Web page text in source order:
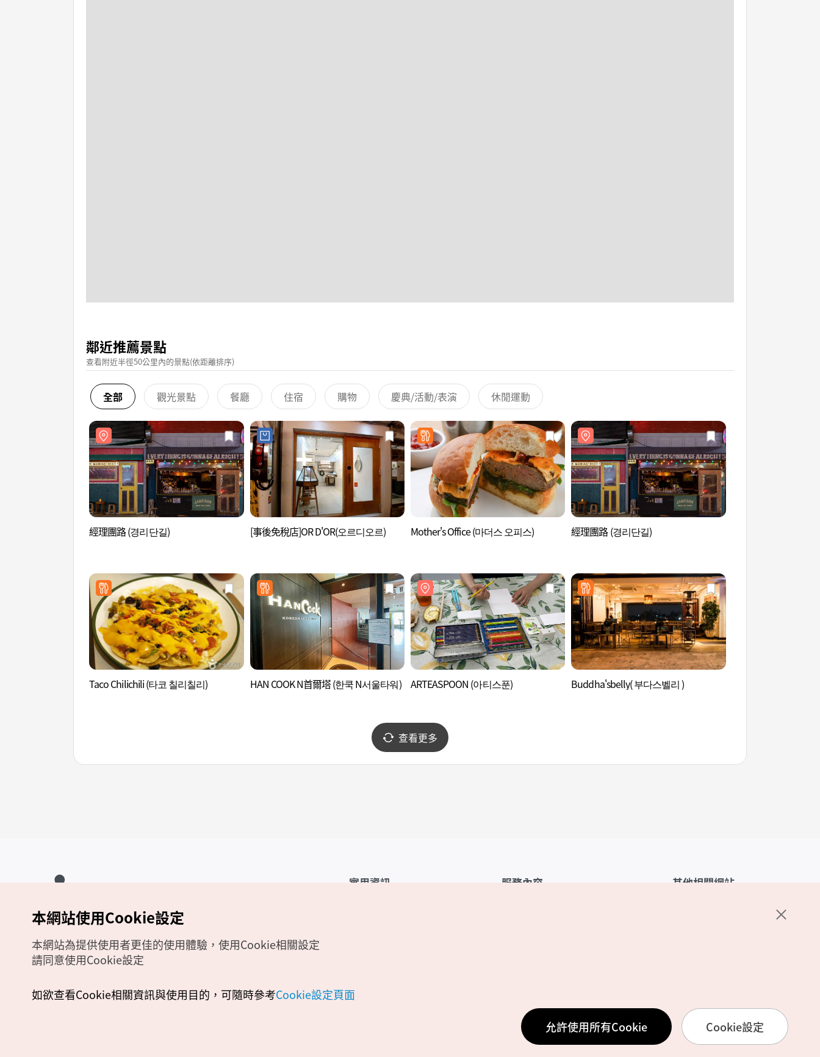
鄰近推薦景點
查看附近半徑50公里內的景點(依距離排序)
全部 觀光景點 餐廳 住宿 購物 慶典/活動/表演 休閒運動
經理團路 (경리단길) [事後免稅店]OR D'OR(오르디오르) Mother's Office (마더스 오피스) 經理團路 (경리단길)
Taco Chilichili (타코 칠리칠리) HAN COOK N首爾塔 (한쿡 N서울타워) ARTEASPOON (아티스푼) Buddha'sbelly( 부다스벨리 )
查看更多
實用資訊 服務內容
位置資訊服務使用條款
個人位置資訊處理方針
其他相關網站
Copyrights (c) 韓國觀光公社版權所有
如有相關疑問或建議，歡迎來信至官方信箱
本網站使用Cookie設定
本網站為提供使用者更佳的使用體驗，使用Cookie相關設定
請同意使用Cookie設定
如欲查看Cookie相關資訊與使用目的，可隨時參考Cookie設定頁面
允許使用所有Cookie Cookie設定